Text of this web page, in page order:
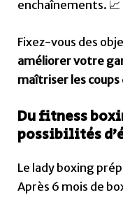
enchaînements. 📈
Fixez-vous des
améliorer votre
maîtriser les coups
Du fitness
possibilités
Le lady boxing
Après 6 mois de